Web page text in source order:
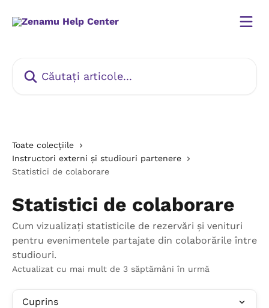
Toate colecțiile
Instructori externi și studiouri partenere
Statistici de colaborare
Statistici de colaborare
Cum vizualizați statisticile de rezervări și venituri
pentru evenimentele partajate din colaborările între
studiouri.
Actualizat cu mai mult de 3 săptămâni în urmă
Cuprins